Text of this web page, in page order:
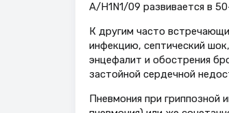
А/H1N1/09 развивается в
К другим часто
инфекцию, септический
энцефалит и обострения
застойной сердечной
Пневмония при гриппозной